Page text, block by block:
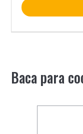
Baca para